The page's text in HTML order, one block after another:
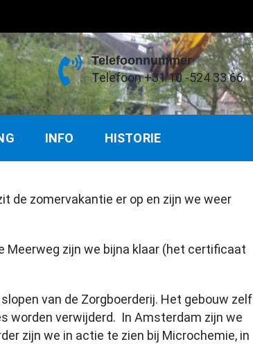
Telefoonnummer
Telefoon +31 10 -524 33 66
INFO HISTORIE
de zomervakantie er op en zijn we weer
Meerweg zijn we bijna klaar (het certificaat
van de Zorgboerderij. Het gebouw zelf
worden verwijderd. In Amsterdam zijn we
zijn we in actie te zien bij Microchemie, in